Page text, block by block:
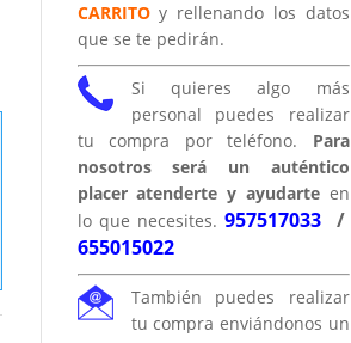
CARRITOy rellenando los datos
que se te pedirán.
Si quieres algo más
personal puedes realizar
tu compra por teléfono. Para
nosotros será un auténtico
placer atenderte y ayudarteen
lo que necesites.957517033 /
655015022
También puedes realizar
tu compra enviándonos un